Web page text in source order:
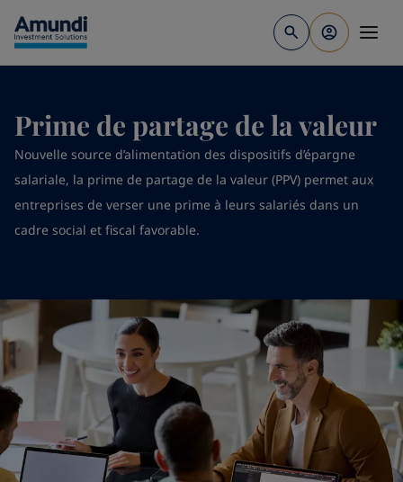
Prime de partage de la valeur
Nouvelle source d’alimentation des dispositifs d’épargne
salariale, la prime de partage de la valeur (PPV) permet aux
entreprises de verser une prime à leurs salariés dans un
cadre social et fiscal favorable.